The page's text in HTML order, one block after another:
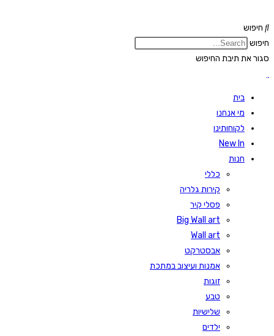
to
content
חיפוש
חיפוש
סגור את תיבת החיפוש
בית
מי אנחנו
לקוחותינו
New In
חנות
כללי
קירות גלריה
פסלי קיר
Big Wall art
Wall art
אבסטרקט
אמנות ועיצוב במתכת
זוגות
טבע
שלישיות
ילדים